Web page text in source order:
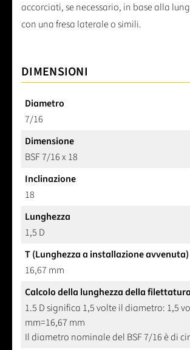
accorciati, se necessario, in base alla
con una fresa laterale o simili.
DIMENSIONI
Diametro
7/16
Dimensione
BSF 7/16 x 18
Inclinazione
18
Lunghezza
1,5 D
T (Lunghezza a installazione avvenuta)
16,67 mm
Calcolo della lunghezza della filettatura
1.5 D significa 1,5 volte il diametro: 1,5
mm=16,67 mm
Il diametro nominale del BSF 7/16 è di